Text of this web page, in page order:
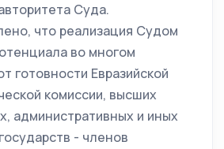
Суда.
что реализация Судом
во многом
готовности Евразийской
комиссии, высших
административных и иных
- членов